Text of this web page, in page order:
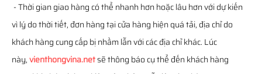
- Thời gian giao hàng có thể nhanh hơn hoặc lâu hơn với dự kiến
vì lý do thời tiết, đơn hàng tại cửa hàng hiện quá tải, địa chỉ do
khách hàng cung cấp bị nhầm lẫn với các địa chỉ khác. Lúc
này,vienthongvina.netsẽ thông báo cụ thể đến khách hàng